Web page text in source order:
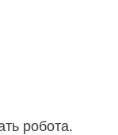
робота.